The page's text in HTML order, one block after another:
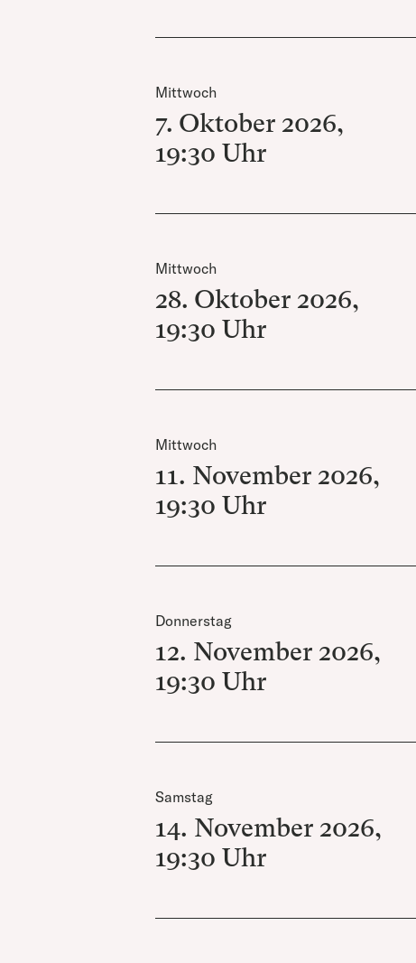
Mittwoch
7. Oktober 2026,
19:30 Uhr
Mittwoch
28. Oktober 2026,
19:30 Uhr
Mittwoch
11. November 2026,
19:30 Uhr
Donnerstag
12. November 2026,
19:30 Uhr
Samstag
14. November 2026,
19:30 Uhr